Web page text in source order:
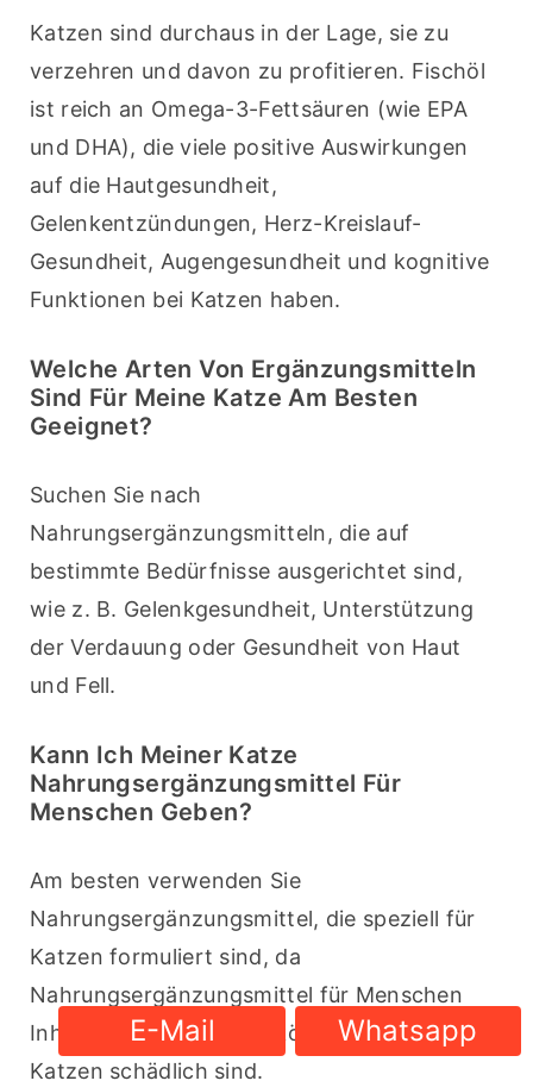
Katzen sind durchaus in der Lage, sie zu
verzehren und davon zu profitieren. Fischöl
ist reich an Omega-3-Fettsäuren (wie EPA
und DHA), die viele positive Auswirkungen
auf die Hautgesundheit,
Gelenkentzündungen, Herz-Kreislauf-
Gesundheit, Augengesundheit und kognitive
Funktionen bei Katzen haben.
Welche Arten Von Ergänzungsmitteln
Sind Für Meine Katze Am Besten
Geeignet?
Suchen Sie nach
Nahrungsergänzungsmitteln, die auf
bestimmte Bedürfnisse ausgerichtet sind,
wie z. B. Gelenkgesundheit, Unterstützung
der Verdauung oder Gesundheit von Haut
und Fell.
Kann Ich Meiner Katze
Nahrungsergänzungsmittel Für
Menschen Geben?
Am besten verwenden Sie
Nahrungsergänzungsmittel, die speziell für
Katzen formuliert sind, da
Nahrungsergänzungsmittel für Menschen
Inhaltsstoffe enthalten können, die für
Katzen schädlich sind.
E-Mail Whatsapp